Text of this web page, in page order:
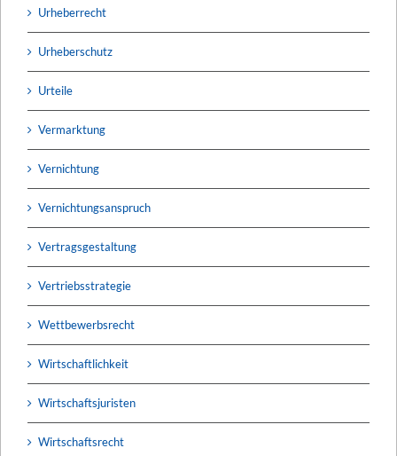
Urheberrecht
Urheberschutz
Urteile
Vermarktung
Vernichtung
Vernichtungsanspruch
Vertragsgestaltung
Vertriebsstrategie
Wettbewerbsrecht
Wirtschaftlichkeit
Wirtschaftsjuristen
Wirtschaftsrecht